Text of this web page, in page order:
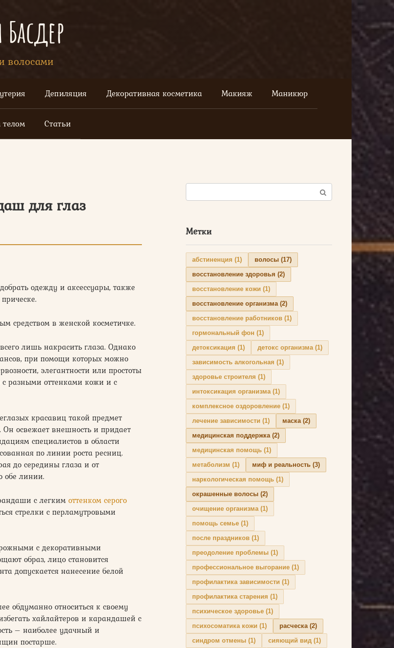
волосами
Депиляция Декоративная косметика Макияж Маникюр
телом Статьи
для глаз
одежду и аксессуары, также
средством в женской косметичке.
лишь накрасить глаза. Однако
при помощи которых можно
элегантности или простоты
с разными оттенками кожи и с
красавиц такой предмет
Он освежает внешность и придает
специалистов в области
по линии роста ресниц.
до середины глаза и от
обе линии.
с легким оттенком серого
стрелки с перламутровыми
с декоративными
образ, лицо становится
допускается нанесение белой
обдуманно относиться к своему
хайлайтеров и карандашей с
– наиболее удачный и
постарше.
Поиск:
Метки
абстиненция (1) волосы (17)
восстановление здоровья (2)
восстановление кожи (1)
восстановление организма(2)
восстановление работников (1)
гормональный фон (1)
детоксикация (1) детокс организма(1)
зависимость алкогольная (1)
здоровье строителя (1)
интоксикация организма(1)
комплексное оздоровление (1)
лечение зависимости (1) маска(2)
медицинская поддержка(2)
медицинская помощь (1)
метаболизм (1) миф и реальность (3)
наркологическая помощь (1)
окрашенные волосы (2)
очищение организма(1)
помощь семье (1)
после праздников (1)
преодоление проблемы (1)
профессиональное выгорание (1)
профилактика зависимости (1)
профилактика старения (1)
психическое здоровье (1)
психосоматика кожи (1) расческа(2)
синдром отмены (1) сияющий вид (1)